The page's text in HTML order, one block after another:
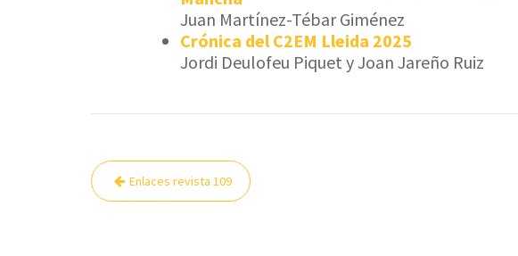
Juan Martínez-Tébar Giménez
Crónica del C2EM Lleida 2025
Jordi Deulofeu Piquet y Joan Jareño Ruiz
Navegación
de
Enlaces revista 109